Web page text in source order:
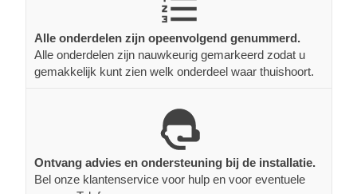
Alle onderdelen zijn opeenvolgend genummerd.
Alle onderdelen zijn nauwkeurig gemarkeerd zodat u
gemakkelijk kunt zien welk onderdeel waar thuishoort.
Ontvang advies en ondersteuning bij de installatie.
Bel onze klantenservice voor hulp en voor eventuele